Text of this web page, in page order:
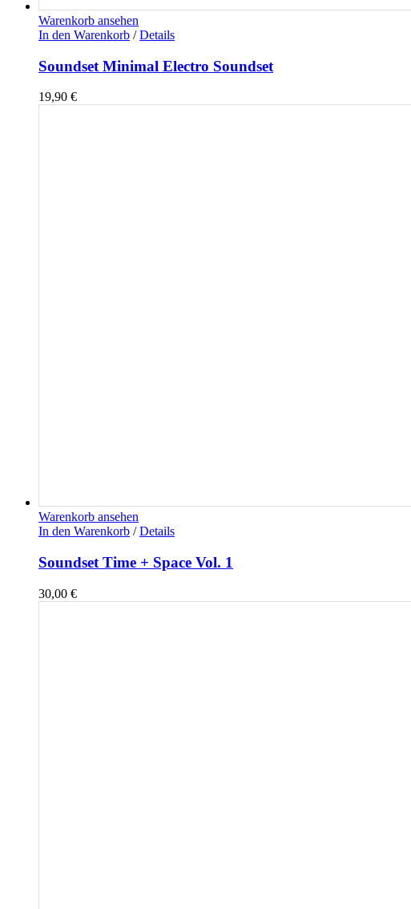
Warenkorb ansehen
In den Warenkorb / Details
Soundset Minimal Electro Soundset
19,90 €
Warenkorb ansehen
In den Warenkorb / Details
Soundset Time + Space Vol. 1
30,00 €